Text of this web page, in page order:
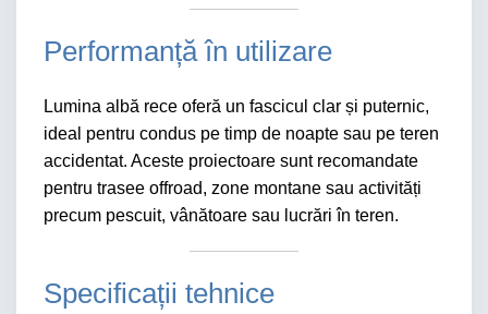
Performanță în utilizare
Lumina albă rece oferă un fascicul clar și puternic,
ideal pentru condus pe timp de noapte sau pe teren
accidentat. Aceste proiectoare sunt recomandate
pentru trasee offroad, zone montane sau activități
precum pescuit, vânătoare sau lucrări în teren.
Specificații tehnice